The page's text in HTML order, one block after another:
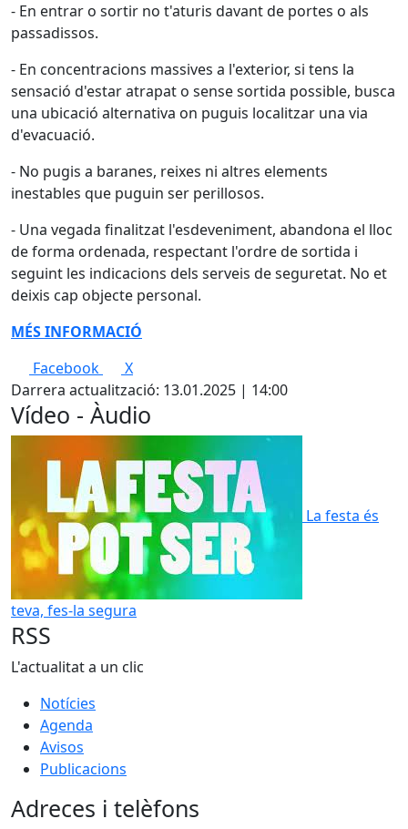
- En entrar o sortir no t'aturis davant de portes o als
passadissos.
- En concentracions massives a l'exterior, si tens la
sensació d'estar atrapat o sense sortida possible, busca
una ubicació alternativa on puguis localitzar una via
d'evacuació.
- No pugis a baranes, reixes ni altres elements
inestables que puguin ser perillosos.
- Una vegada finalitzat l'esdeveniment, abandona el lloc
de forma ordenada, respectant l'ordre de sortida i
seguint les indicacions dels serveis de seguretat. No et
deixis cap objecte personal.
MÉS INFORMACIÓ
Facebook
X
Darrera actualització: 13.01.2025 | 14:00
Vídeo - Àudio
La festa és
teva, fes-la segura
RSS
L'actualitat a un clic
Notícies
Agenda
Avisos
Publicacions
Adreces i telèfons